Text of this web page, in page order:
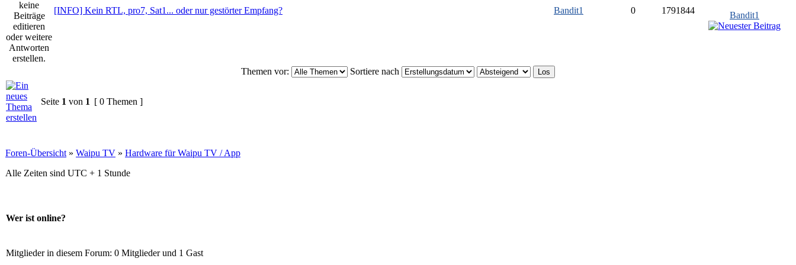
[INFO] Kein RTL, pro7, Sat1... oder nur gestörter Empfang? Bandit1 0 1791844
Bandit1
Themen vor: Sortiere nach
Seite 1 von 1 [ 0 Themen ]
Foren-Übersicht » Waipu TV » Hardware für Waipu TV / App
Alle Zeiten sind UTC + 1 Stunde
Wer ist online?
Mitglieder in diesem Forum: 0 Mitglieder und 1 Gast